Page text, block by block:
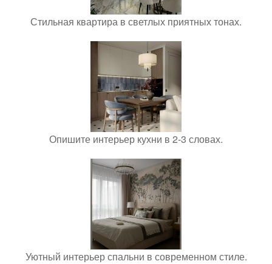
Стильная квартира в светлых приятных тонах.
Опишите интерьер кухни в 2-3 словах.
Уютный интерьер спальни в современном стиле.